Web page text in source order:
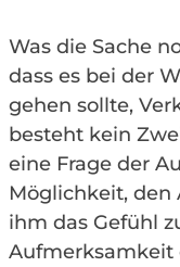
Was die Sache
dass es bei der
gehen sollte,
besteht kein
eine Frage der
Möglichkeit, den
ihm das Gefühl
Aufmerksamkeit